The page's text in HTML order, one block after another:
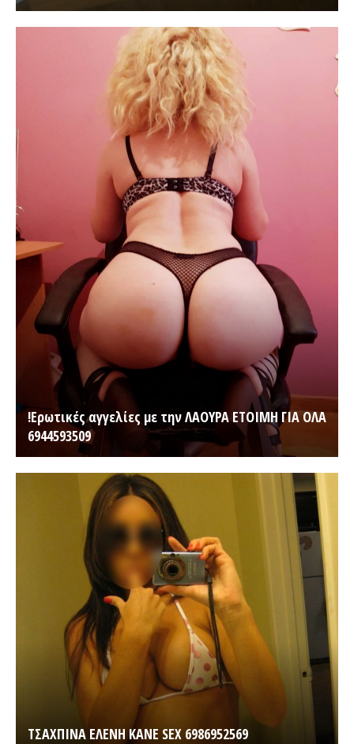
!Ερωτικές αγγελίες με την ΛΑΟΥΡΑ ΕΤΟΙΜΗ ΓΙΑ ΟΛΑ
6944593509
ΤΣΑΧΠΙΝΑ ΕΛΕΝΗ KANE SEX 6986952569